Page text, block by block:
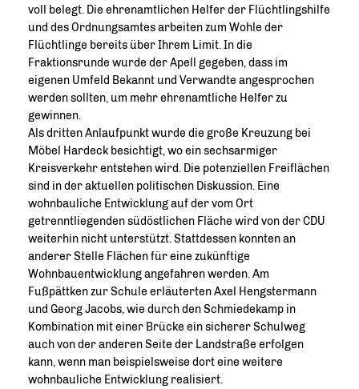
voll belegt. Die ehrenamtlichen Helfer der Flüchtlingshilfe
und des Ordnungsamtes arbeiten zum Wohle der
Flüchtlinge bereits über Ihrem Limit. In die
Fraktionsrunde wurde der Apell gegeben, dass im
eigenen Umfeld Bekannt und Verwandte angesprochen
werden sollten, um mehr ehrenamtliche Helfer zu
gewinnen.
Als dritten Anlaufpunkt wurde die große Kreuzung bei
Möbel Hardeck besichtigt, wo ein sechsarmiger
Kreisverkehr entstehen wird. Die potenziellen Freiflächen
sind in der aktuellen politischen Diskussion. Eine
wohnbauliche Entwicklung auf der vom Ort
getrenntliegenden südöstlichen Fläche wird von der CDU
weiterhin nicht unterstützt. Stattdessen konnten an
anderer Stelle Flächen für eine zukünftige
Wohnbauentwicklung angefahren werden. Am
Fußpättken zur Schule erläuterten Axel Hengstermann
und Georg Jacobs, wie durch den Schmiedekamp in
Kombination mit einer Brücke ein sicherer Schulweg
auch von der anderen Seite der Landstraße erfolgen
kann, wenn man beispielsweise dort eine weitere
wohnbauliche Entwicklung realisiert.